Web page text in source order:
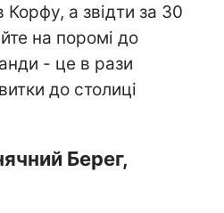
Корфу, а звідти за 30
на поромі до
- це в рази
до столиці
Берег,